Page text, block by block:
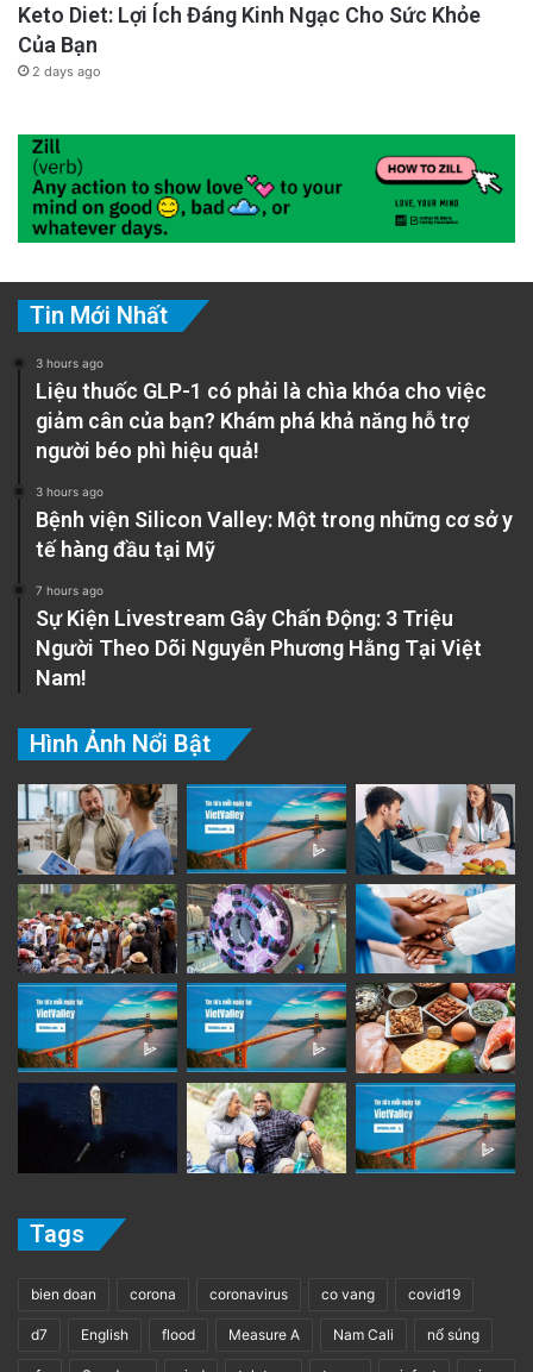
Keto Diet: Lợi Ích Đáng Kinh Ngạc Cho Sức Khỏe
Của Bạn
2 days ago
Tin Mới Nhất
3 hours ago
Liệu thuốc GLP-1 có phải là chìa khóa cho việc
giảm cân của bạn? Khám phá khả năng hỗ trợ
người béo phì hiệu quả!
3 hours ago
Bệnh viện Silicon Valley: Một trong những cơ sở y
tế hàng đầu tại Mỹ
7 hours ago
Sự Kiện Livestream Gây Chấn Động: 3 Triệu
Người Theo Dõi Nguyễn Phương Hằng Tại Việt
Nam!
Hình Ảnh Nổi Bật
Tags
bien doan corona coronavirus co vang covid19
d7 English flood Measure A Nam Cali nổ súng